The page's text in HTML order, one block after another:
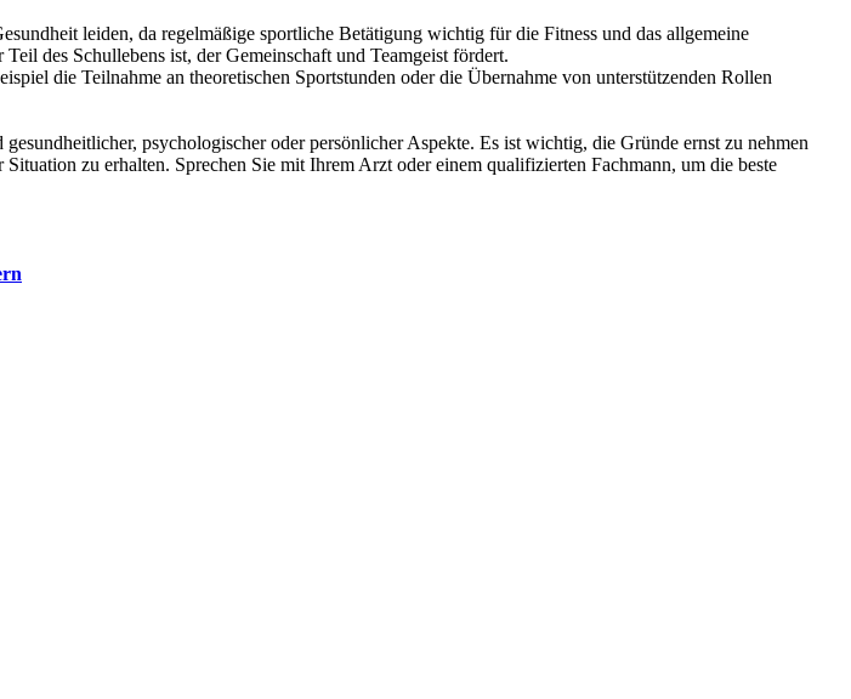
leiden, da regelmäßige sportliche Betätigung wichtig für die Fitness und das allgemeine
des Schullebens ist, der Gemeinschaft und Teamgeist fördert.
die Teilnahme an theoretischen Sportstunden oder die Übernahme von unterstützenden Rollen
psychologischer oder persönlicher Aspekte. Es ist wichtig, die Gründe ernst zu nehmen
zu erhalten. Sprechen Sie mit Ihrem Arzt oder einem qualifizierten Fachmann, um die beste